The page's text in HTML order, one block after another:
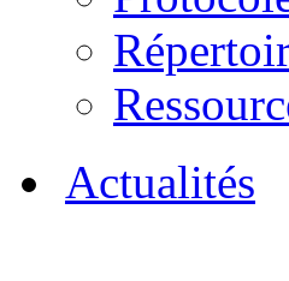
Actualités